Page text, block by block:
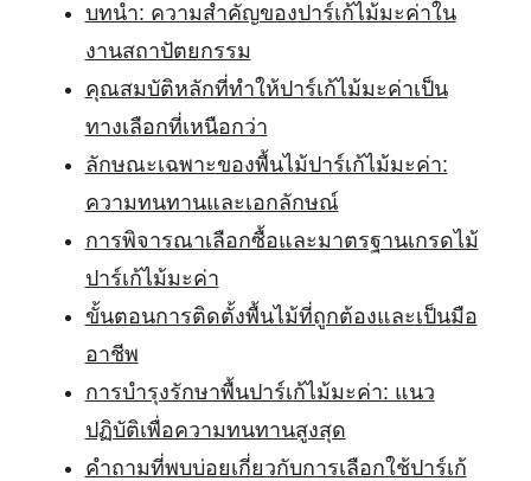
บทนำ: ความสำคัญของปาร์เก้ไม้มะค่าใน
งานสถาปัตยกรรม
คุณสมบัติหลักที่ทำให้ปาร์เก้ไม้มะค่าเป็น
ทางเลือกที่เหนือกว่า
ลักษณะเฉพาะของพื้นไม้ปาร์เก้ไม้มะค่า:
ความทนทานและเอกลักษณ์
การพิจารณาเลือกซื้อและมาตรฐานเกรดไม้
ปาร์เก้ไม้มะค่า
ขั้นตอนการติดตั้งพื้นไม้ที่ถูกต้องและเป็นมือ
อาชีพ
การบำรุงรักษาพื้นปาร์เก้ไม้มะค่า: แนว
ปฏิบัติเพื่อความทนทานสูงสุด
คำถามที่พบบ่อยเกี่ยวกับการเลือกใช้ปาร์เก้